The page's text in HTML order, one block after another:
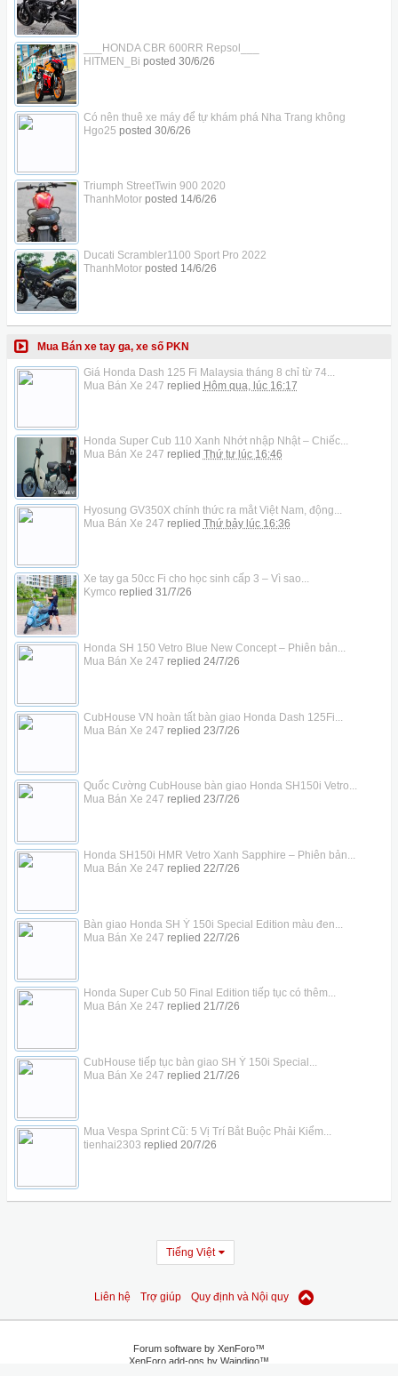
___HONDA CBR 600RR Repsol___
HITMEN_Bi posted 30/6/26
Có nên thuê xe máy để tự khám phá Nha Trang không
Hgo25 posted 30/6/26
Triumph StreetTwin 900 2020
ThanhMotorposted 14/6/26
Ducati Scrambler1100 Sport Pro 2022
ThanhMotorposted 14/6/26
Mua Bán xe tay ga, xe số PKN
Giá Honda Dash 125 Fi Malaysia tháng 8 chỉ từ 74...
Mua Bán Xe 247 replied Hôm qua, lúc 16:17
Honda Super Cub 110 Xanh Nhớt nhập Nhật – Chiếc...
Mua Bán Xe 247 replied Thứ tư lúc 16:46
Hyosung GV350X chính thức ra mắt Việt Nam, động...
Mua Bán Xe 247 replied Thứ bảy lúc 16:36
Xe tay ga 50cc Fi cho học sinh cấp 3 – Vì sao...
Kymco replied 31/7/26
Honda SH 150 Vetro Blue New Concept – Phiên bản...
Mua Bán Xe 247 replied 24/7/26
CubHouse VN hoàn tất bàn giao Honda Dash 125Fi...
Mua Bán Xe 247 replied 23/7/26
Quốc Cường CubHouse bàn giao Honda SH150i Vetro...
Mua Bán Xe 247 replied 23/7/26
Honda SH150i HMR Vetro Xanh Sapphire – Phiên bản...
Mua Bán Xe 247 replied 22/7/26
Bàn giao Honda SH Ý 150i Special Edition màu đen...
Mua Bán Xe 247 replied 22/7/26
Honda Super Cub 50 Final Edition tiếp tục có thêm...
Mua Bán Xe 247 replied 21/7/26
CubHouse tiếp tục bàn giao SH Ý 150i Special...
Mua Bán Xe 247 replied 21/7/26
Mua Vespa Sprint Cũ: 5 Vị Trí Bắt Buộc Phải Kiểm...
tienhai2303 replied 20/7/26
Tiếng Việt
Liên hệ Trợ giúp Quy định và Nội quy
Forum software by XenForo™
XenForo add-ons by Waindigo™